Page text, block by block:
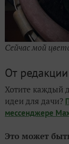
Сейчас мой
От редакции
Хотите каждый
идеи для дачи?
мессенджере
Это может